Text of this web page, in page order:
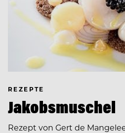
REZEPTE
Jakobsmuschel
Rezept von Gert de